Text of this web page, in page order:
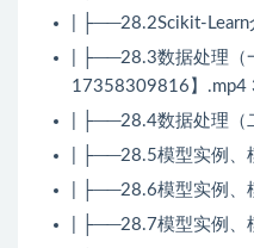
| ├──28.2Scikit-
| ├──28.3数据处理（
17358309816】.mp4
| ├──28.4数据处理（
| ├──28.5模型实例、
| ├──28.6模型实例、
| ├──28.7模型实例、